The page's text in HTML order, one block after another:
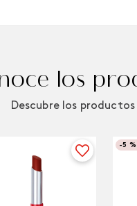
los
Descubre los
-5 %